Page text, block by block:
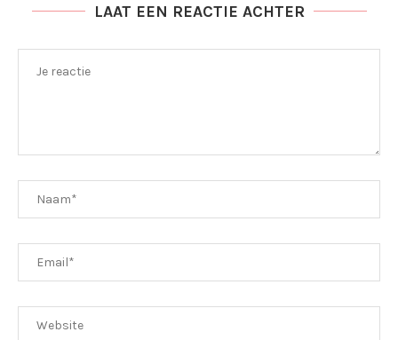
LAAT EEN REACTIE ACHTER